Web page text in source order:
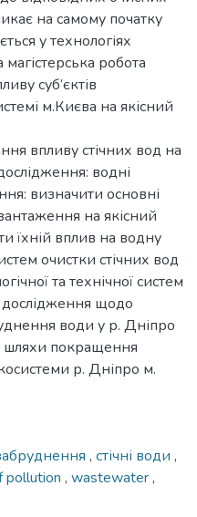
на самому початку
у технологіях
робота
суб’єктів
м.Києва на якісний
впливу стічних вод на
водні
визначити основні
на якісний
їхній вплив на водну
очистки стічних вод
та технічної систем
дослідження щодо
води у р. Дніпро
шляхи покращення
р. Дніпро м.
, стічні води ,
pollution , wastewater,